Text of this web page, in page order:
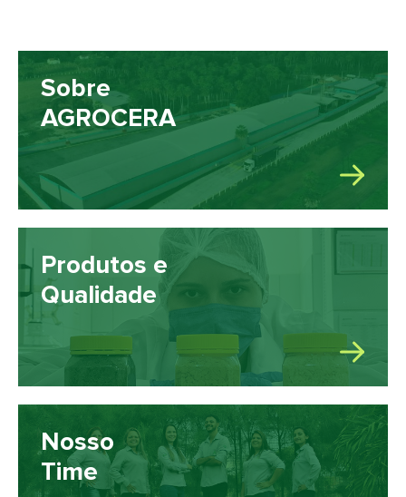
Sobre
AGROCERA
Produtos e
Qualidade
Nosso
Time